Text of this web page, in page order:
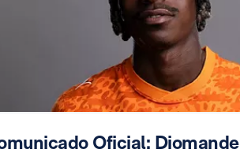
Oficial: Diomande